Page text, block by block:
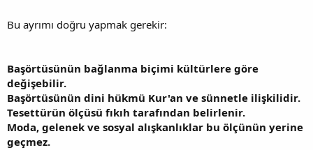
Bu ayrımı doğru yapmak gerekir:
Başörtüsünün bağlanma biçimi kültürlere göre
değişebilir.
Başörtüsünün dini hükmü Kur'an ve sünnetle ilişkilidir.
Tesettürün ölçüsü fıkıh tarafından belirlenir.
Moda, gelenek ve sosyal alışkanlıklar bu ölçünün yerine
geçmez.